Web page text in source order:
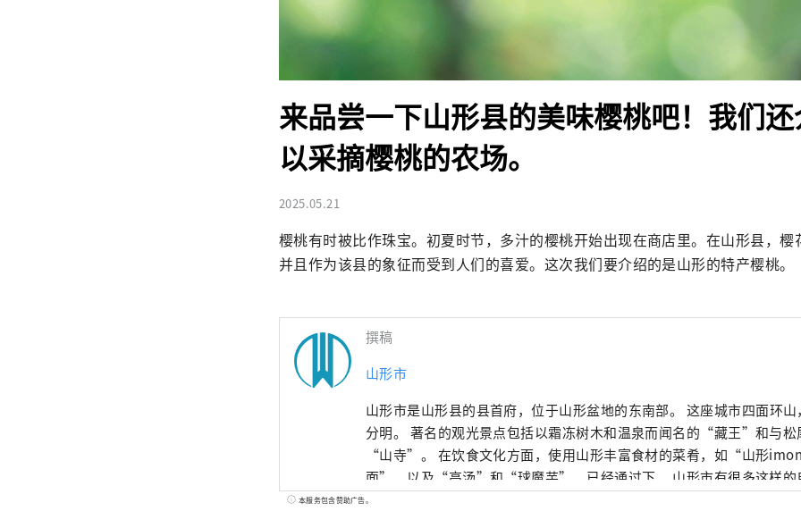
来品尝一下山形县的美味樱桃吧！我们
以采摘樱桃的农场。
2025.05.21
樱桃有时被比作珠宝。初夏时节，多汁的樱桃开始出现在商店里。在山形县，樱
并且作为该县的象征而受到人们的喜爱。这次我们要介绍的是山形的特产樱桃。
撰稿
山形市
山形市是山形县的县首府，位于山形盆地的东南部。 这座城市四面环
分明。 著名的观光景点包括以霜冻树木和温泉而闻名的“藏王”和与松尾芭蕉有关的地方
“山寺”。 在饮食文化方面，使用山形丰富食材的菜肴，如“山形imoni”和“冷拉
面”，以及“高汤”和“球魔芋”，已经通过下。 山形市有很多这样的自然和历史形象，
但实际上，这里有很多咖啡馆和餐厅，还有很多可以放松身心的地方。 在此页面上，我们
本服务包含赞助广告。